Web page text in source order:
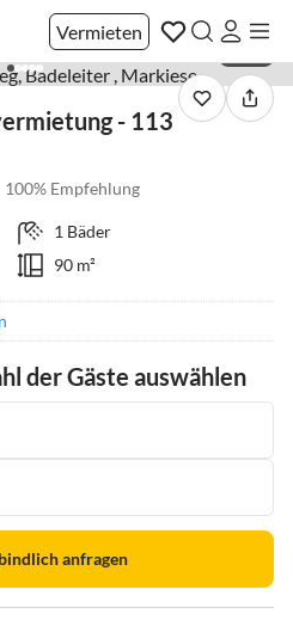
Vermieten
- 113
100% Empfehlung
1 Bäder
90 m²
der Gäste auswählen
anfragen